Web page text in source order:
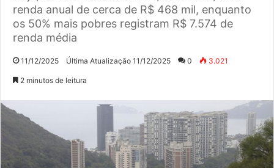
renda anual de cerca de R$ 468 mil, enquanto
os 50% mais pobres registram R$ 7.574 de
renda média
11/12/2025 Última Atualização 11/12/2025 0 3.021
2 minutos de leitura